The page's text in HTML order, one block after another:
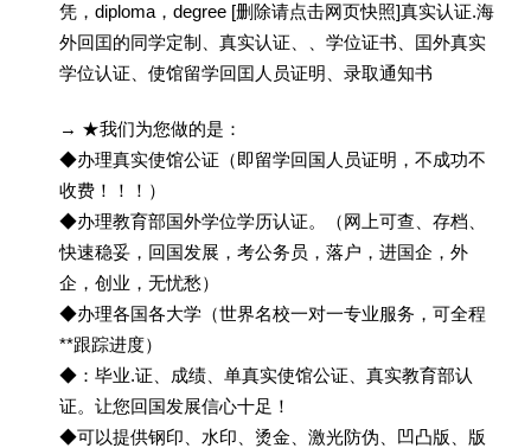
凭，diploma，degree [删除请点击网页快照]真实认证.海
外回囯的同学定制、真实认证、、学位证书、囯外真实
学位认证、使馆留学回囯人员证明、录取通知书
→ ★我们为您做的是：
◆办理真实使馆公证（即留学回国人员证明，不成功不
收费！！！）
◆办理教育部国外学位学历认证。（网上可查、存档、
快速稳妥，回国发展，考公务员，落户，进国企，外
企，创业，无忧愁）
◆办理各国各大学（世界名校一对一专业服务，可全程
**跟踪进度）
◆：毕业.证、成绩、单真实使馆公证、真实教育部认
证。让您回国发展信心十足！
◆可以提供钢印、水印、烫金、激光防伪、凹凸版、版